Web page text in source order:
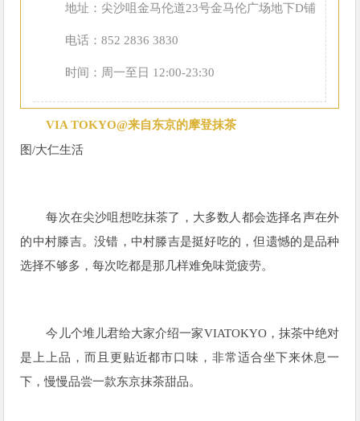
地址：尖沙咀金马伦道23号金马伦广场地下D铺
电话：852 2836 3830
时间：周一至日 12:00-23:30
VIA TOKYO@来自东京的摩登抹茶
图/大仁生活
每次在尖沙咀想吃抹茶了，大多数人都会选择名声在外
的中村滕吉。没错，中村滕吉是挺好吃的，但遗憾的是品种
选择不够多，每次吃都是那几样难免味觉疲劳。
今儿个堆儿君给大家介绍一家VIATOKYO，抹茶中绝对
是上上品，而且更贴近都市口味，非常适合坐下来休息一
下，慢慢品尝一款东京抹茶甜品。